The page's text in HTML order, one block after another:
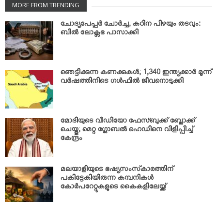
MORE FROM TRENDING
ചോദ്യപേപ്പര്‍ ചോര്‍ച്ച; കഠിന പിഴയും തടവും:
ബില്‍ ലോക്സഭ പാസാക്കി
ഞെട്ടിക്കുന്ന കണക്കുകള്‍; 1,340 ഇന്ത്യക്കാര്‍ മൂന്ന്
വര്‍ഷത്തിനിടെ ഗള്‍ഫില്‍ ജീവനൊടുക്കി
മോദിയുടെ വീഡിയോ ഫേസ്ബുക്ക് ബ്ലോക്ക്
ചെയ്തു; മെറ്റ ഗ്ലോബല്‍ ഹെഡിനെ വിളിപ്പിച്ച്
കേന്ദ്രം
മലയാളിയുടെ ഭഷ്യസംസ്‌കാരത്തിന്
പകിട്ടേകിയിരുന്ന കമ്പനികള്‍
കോര്‍പറേറ്റുകളുടെ കൈകളിലേയ്ക്ക്